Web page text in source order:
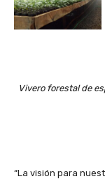
Vivero forestal de
“La visión para